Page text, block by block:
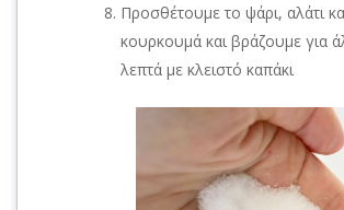
Προσθέτουμε το ψάρι, αλάτι
κουρκουμά και βράζουμε για
λεπτά με κλειστό καπάκι